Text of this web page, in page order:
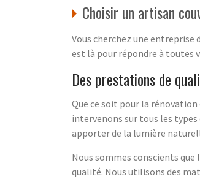
Choisir un artisan
Vous cherchez une entreprise
est là pour répondre à toutes
Des prestations de
Que ce soit pour la
intervenons sur tous les
apporter de la lumière
Nous sommes conscients
qualité. Nous utilisons des